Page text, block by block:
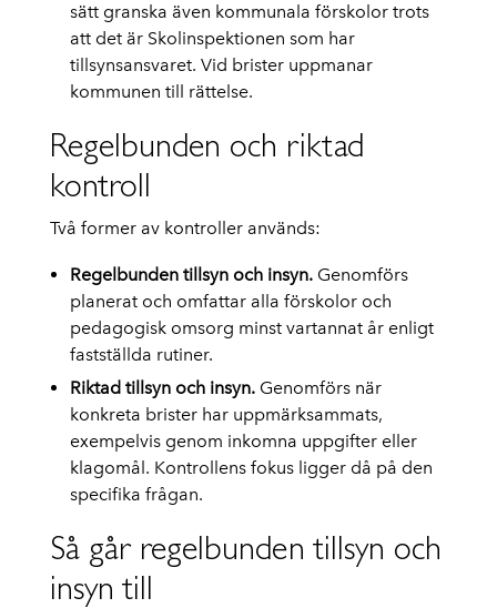
sätt granska även kommunala förskolor trots
att det är Skolinspektionen som har
tillsynsansvaret. Vid brister uppmanar
kommunen till rättelse.
Regelbunden och riktad
kontroll
Två former av kontroller används:
Regelbunden tillsyn och insyn. Genomförs
planerat och omfattar alla förskolor och
pedagogisk omsorg minst vartannat år enligt
fastställda rutiner.
Riktad tillsyn och insyn. Genomförs när
konkreta brister har uppmärksammats,
exempelvis genom inkomna uppgifter eller
klagomål. Kontrollens fokus ligger då på den
specifika frågan.
Så går regelbunden tillsyn och
insyn till